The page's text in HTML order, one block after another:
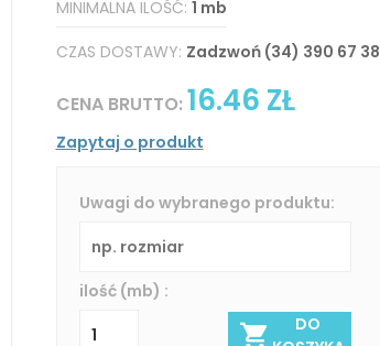
MINIMALNA ILOŚĆ: 1 mb
CZAS DOSTAWY: Zadzwoń (34) 390 67 38
CENA BRUTTO: 16.46 ZŁ
Zapytaj o produkt
Uwagi do wybranego produktu:
ilość (mb) :
DO